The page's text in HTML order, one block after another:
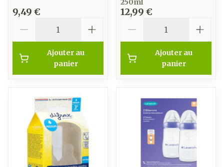
9,49 €
Ajouter au
panier
250ml
12,99 €
Ajouter au
panier